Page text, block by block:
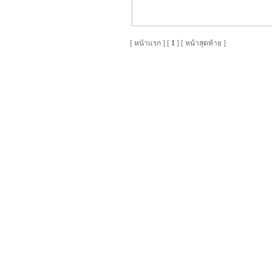
[ หน้าแรก] [ 1] [ หน้าสุดท้าย ]